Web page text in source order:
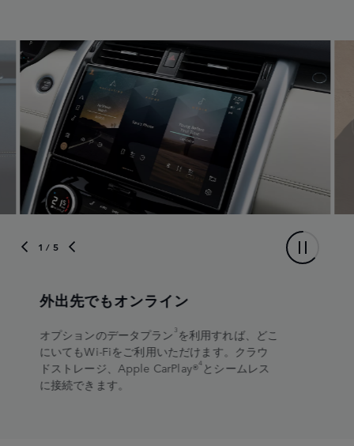
1 / 5
外出先でもオンライン
オプションのデータプラン 3 を利用すれば、どこ
にいてもWi-Fiをご利用いただけます。クラウ
ドストレージ、Apple CarPlay®4とシームレス
に接続できます。 ​